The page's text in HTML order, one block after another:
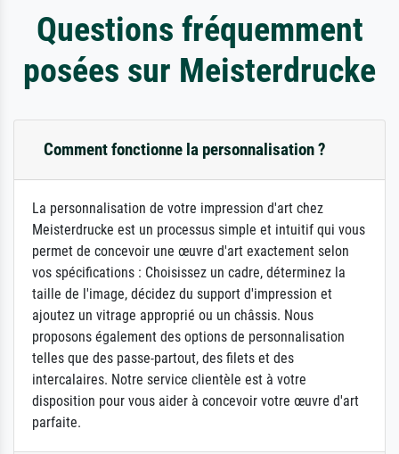
Questions fréquemment
posées sur Meisterdrucke
Comment fonctionne la personnalisation ?
La personnalisation de votre impression d'art chez
Meisterdrucke est un processus simple et intuitif qui vous
permet de concevoir une œuvre d'art exactement selon
vos spécifications : Choisissez un cadre, déterminez la
taille de l'image, décidez du support d'impression et
ajoutez un vitrage approprié ou un châssis. Nous
proposons également des options de personnalisation
telles que des passe-partout, des filets et des
intercalaires. Notre service clientèle est à votre
disposition pour vous aider à concevoir votre œuvre d'art
parfaite.